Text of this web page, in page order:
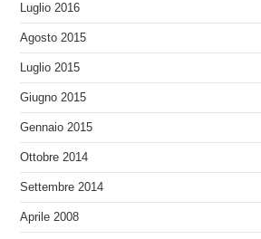
Luglio 2016
Agosto 2015
Luglio 2015
Giugno 2015
Gennaio 2015
Ottobre 2014
Settembre 2014
Aprile 2008